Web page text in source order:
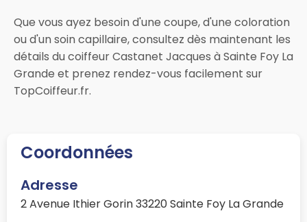
Que vous ayez besoin d'une coupe, d'une coloration
ou d'un soin capillaire, consultez dès maintenant les
détails du coiffeur Castanet Jacques à Sainte Foy La
Grande et prenez rendez-vous facilement sur
TopCoiffeur.fr.
Coordonnées
Adresse
2 Avenue Ithier Gorin 33220 Sainte Foy La Grande